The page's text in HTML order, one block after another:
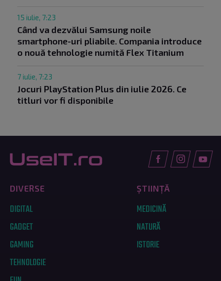
15 iulie, 7:23
Când va dezvălui Samsung noile
smartphone-uri pliabile. Compania introduce
o nouă tehnologie numită Flex Titanium
7 iulie, 7:23
Jocuri PlayStation Plus din iulie 2026. Ce
titluri vor fi disponibile
DIVERSE
DIGITAL
GADGET
GAMING
TEHNOLOGIE
ȘTIINȚĂ
MEDICINĂ
NATURĂ
ISTORIE